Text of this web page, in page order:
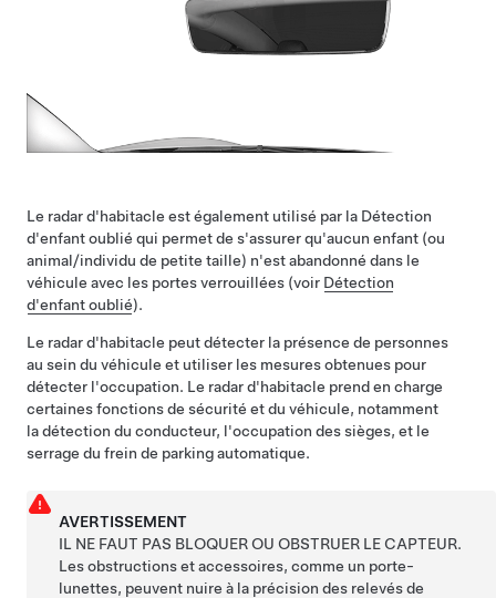
Le radar d'habitacle est également utilisé par la Détection
d'enfant oublié qui permet de s'assurer qu'aucun enfant (ou
animal/individu de petite taille) n'est abandonné dans le
véhicule avec les portes verrouillées (voir Détection
d'enfant oublié).
Le radar d'habitacle peut détecter la présence de personnes
au sein du véhicule et utiliser les mesures obtenues pour
détecter l'occupation. Le radar d'habitacle prend en charge
certaines fonctions de sécurité et du véhicule, notamment
la détection du conducteur, l'occupation des sièges, et le
serrage du frein de parking automatique.
AVERTISSEMENT
IL NE FAUT PAS BLOQUER OU OBSTRUER LE CAPTEUR.
Les obstructions et accessoires, comme un porte-
lunettes, peuvent nuire à la précision des relevés de